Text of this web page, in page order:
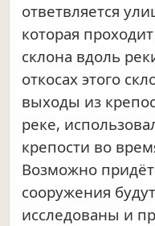
ответвляется
которая
склона вдоль
откосах этого
выходы из
реке,
крепости во
Возможно
сооружения
исследованы и